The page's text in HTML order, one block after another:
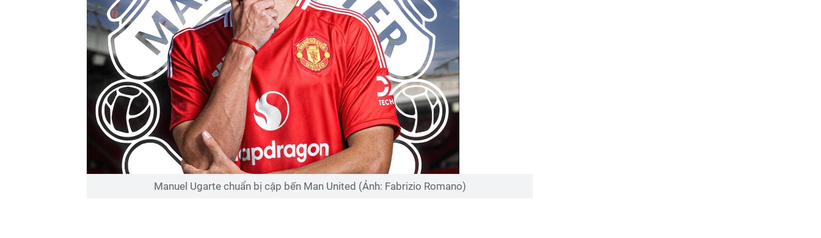
Manuel Ugarte chuẩn bị cập bến Man United (Ảnh: Fabrizio Romano)